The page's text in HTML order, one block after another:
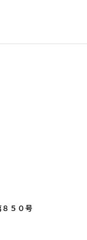
８５０号